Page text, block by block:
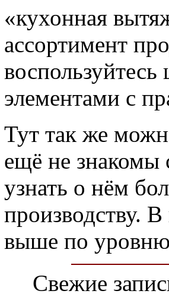
«кухонная
ассортимент
элементами с
Тут так же
ещё не знакомы
узнать о нём
производству.
выше по уровню
Свежие